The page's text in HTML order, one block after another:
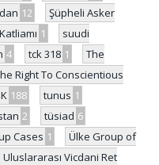
12
Şüpheli Asker
1
suudi
4 tck 318 1
The
Right To Conscientious
188 tunus 1
2 tüsiad 6
Cases 1
Ülke Group of
Uluslararası Vicdani Ret